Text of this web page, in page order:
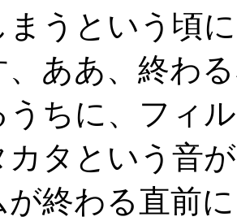
まうという頃
、ああ、終わ
うちに、フィ
カタという音
が終わる直前